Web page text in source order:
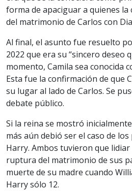
forma de apaciguar a quienes
del matrimonio de Carlos con
Al final, el asunto fue resuelto
2022 que era su “sincero deseo
momento, Camila sea conocida
Esta fue la confirmación de que
su lugar al lado de Carlos. Se
debate público.
Si la reina se mostró
más aún debió ser el caso de
Harry. Ambos tuvieron que
ruptura del matrimonio de sus
muerte de su madre cuando
Harry sólo 12.